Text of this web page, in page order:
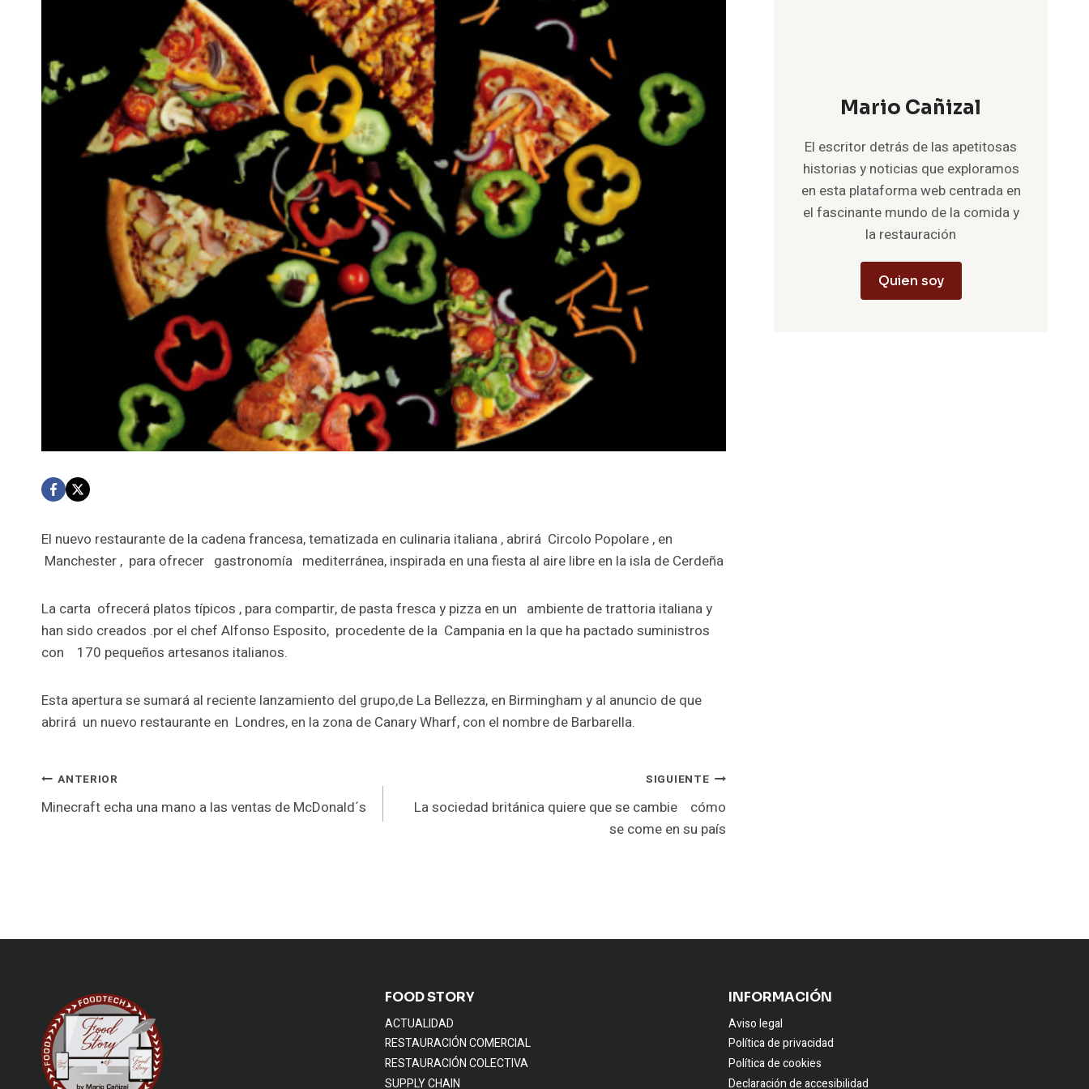
El nuevo restaurante de la cadena francesa, tematizada en culinaria italiana , abrirá Circolo Popolare , en
Manchester , para ofrecer gastronomía mediterránea, inspirada en una fiesta al aire libre en la isla de Cerdeña
La carta ofrecerá platos típicos , para compartir, de pasta fresca y pizza en un ambiente de trattoria italiana y
han sido creados .por el chef Alfonso Esposito, procedente de la Campania en la que ha pactado suministros
con 170 pequeños artesanos italianos.
Esta apertura se sumará al reciente lanzamiento del grupo,de La Bellezza, en Birmingham y al anuncio de que
abrirá un nuevo restaurante en Londres, en la zona de Canary Wharf, con el nombre de Barbarella.
Navegación
ANTERIOR
Minecraft echa una mano a las ventas de McDonald´s
SIGUIENTE
La sociedad británica quiere que se cambie cómo
se come en su país
Mario Cañizal
El escritor detrás de las apetitosas
historias y noticias que exploramos
en esta plataforma web centrada en
el fascinante mundo de la comida y
la restauración
Quien soy
FOOD STORY
ACTUALIDAD
RESTAURACIÓN COMERCIAL
RESTAURACIÓN COLECTIVA
SUPPLY CHAIN
INFORMACIÓN
Aviso legal
Política de privacidad
Política de cookies
Declaración de accesibilidad